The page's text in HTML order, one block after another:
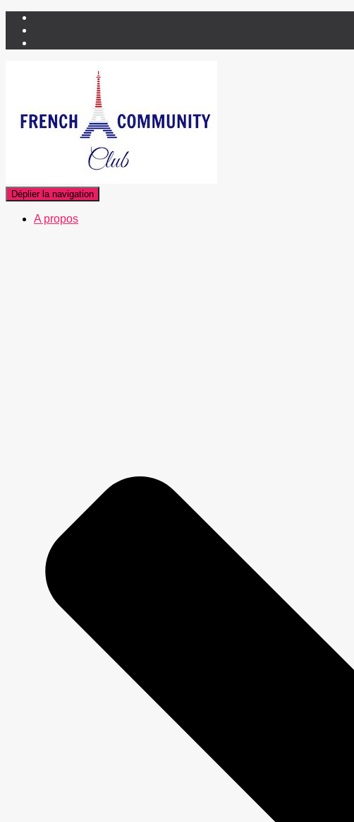
Déplier la navigation
A propos